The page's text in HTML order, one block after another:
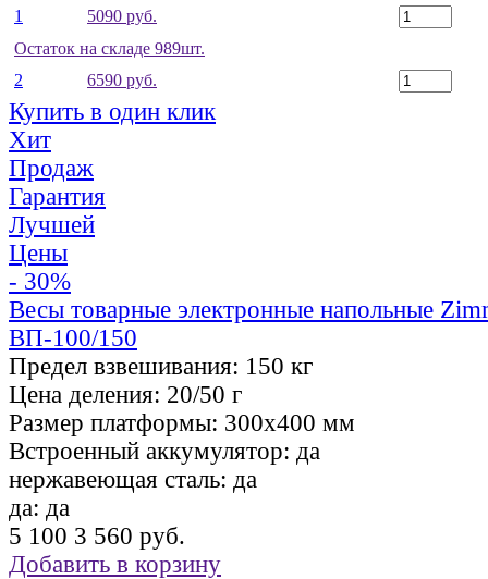
1
5090 руб.
Остаток на складе 989шт.
2
6590 руб.
Купить в один клик
Хит
Продаж
Гарантия
Лучшей
Цены
- 30%
Весы товарные электронные напольные
ВП-100/150
Предел взвешивания: 150 кг
Цена деления: 20/50 г
Размер платформы: 300х400 мм
Встроенный аккумулятор: да
нержавеющая сталь: да
да: да
5 100 3 560 руб.
Добавить в корзину